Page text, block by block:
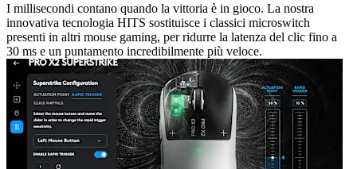
I millisecondi contano quando la vittoria è in gioco. La nostra
innovativa tecnologia HITS sostituisce i classici microswitch
presenti in altri mouse gaming, per ridurre la latenza del clic fino a
30 ms e un puntamento incredibilmente più veloce.